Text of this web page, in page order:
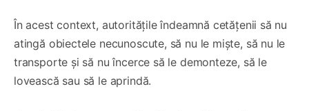
În acest context, autoritățile îndeamnă cetățenii să nu
atingă obiectele necunoscute, să nu le miște, să nu le
transporte și să nu încerce să le demonteze, să le
lovească sau să le aprindă.